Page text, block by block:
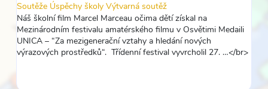
Soutěže Úspěchy školy Výtvarná soutěž
Náš školní film Marcel Marceau očima dětí získal na
Mezinárodním festivalu amatérského filmu v Osvětimi Medaili
UNICA – “Za mezigenerační vztahy a hledání nových
výrazových prostředků“. Třídenní festival vyvrcholil 27. …</br>